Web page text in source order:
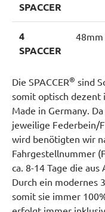
SPACCER
4
SPACCER
48mm
Die SPACCER® sind
somit optisch dezent
Made in Germany.
jeweilige Federbein/
wird benötigten wir
Fahrgestellnummer
ca. 8-14 Tage die aus
Durch ein modernes
somit sie immer